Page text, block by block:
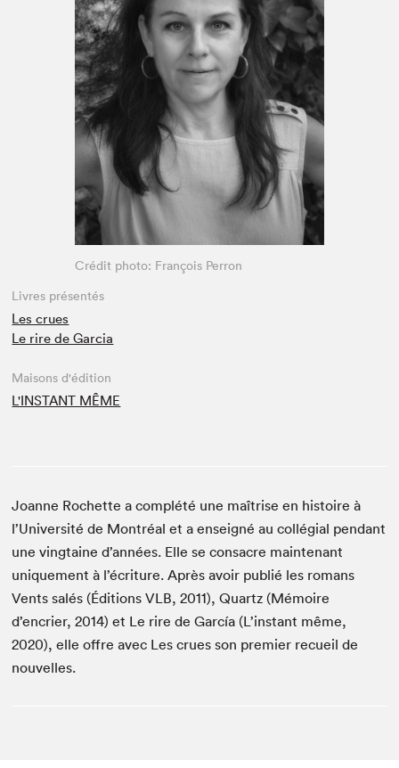
Espace médias
Crédit photo: François Perron
Livres présentés
Les crues
Le rire de Garcia
Maisons d'édition
L'INSTANT MÊME
Joanne Rochette a complété une maîtrise en histoire à
l’Université de Montréal et a enseigné au collégial pendant
une vingtaine d’années. Elle se consacre maintenant
uniquement à l’écriture. Après avoir publié les romans
Vents salés (Éditions VLB, 2011), Quartz (Mémoire
d’encrier, 2014) et Le rire de García (L’instant même,
2020), elle offre avec Les crues son premier recueil de
nouvelles.